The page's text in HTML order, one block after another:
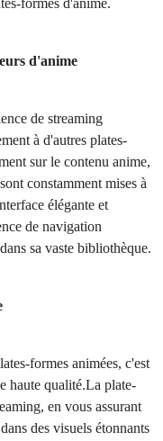
formes d'anime.
d'anime
de streaming
à d'autres plates-
sur le contenu anime,
constamment mises à
élégante et
de navigation
sa vaste bibliothèque.
formes animées, c'est
haute qualité.La plate-
en vous assurant
des visuels étonnants